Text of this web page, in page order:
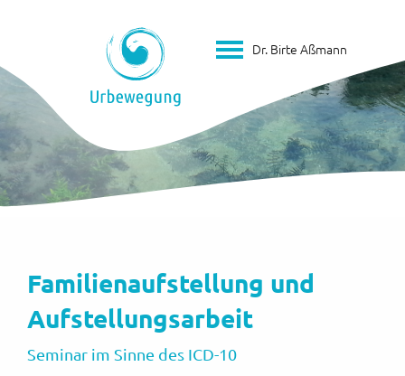
Dr. Birte Aßmann
Familienaufstellung und
Aufstellungsarbeit
Seminar im Sinne des ICD-10